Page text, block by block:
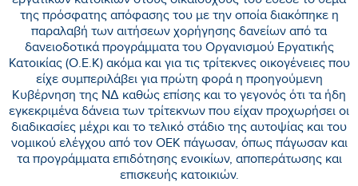
της πρόσφατης απόφασης του με την οποία διακόπηκε η
παραλαβή των αιτήσεων χορήγησης δανείων από τα
δανειοδοτικά προγράμματα του Οργανισμού Εργατικής
Κατοικίας (Ο.Ε.Κ) ακόμα και για τις τρίτεκνες οικογένειες που
είχε συμπεριλάβει για πρώτη φορά η προηγούμενη
Κυβέρνηση της ΝΔ καθώς επίσης και το γεγονός ότι τα ήδη
εγκεκριμένα δάνεια των τρίτεκνων που είχαν προχωρήσει οι
διαδικασίες μέχρι και το τελικό στάδιο της αυτοψίας και του
νομικού ελέγχου από τον ΟΕΚ πάγωσαν, όπως πάγωσαν και
τα προγράμματα επιδότησης ενοικίων, αποπεράτωσης και
επισκευής κατοικιών.